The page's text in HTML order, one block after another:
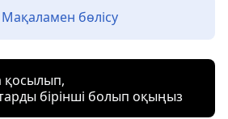
Мақаламен бөлісу
қосылып,
бірінші болып оқыңыз